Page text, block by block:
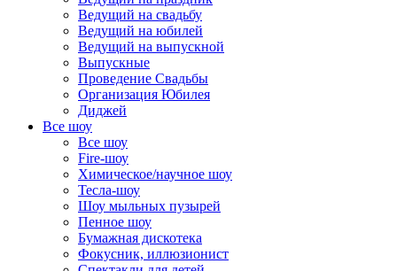
Ведущий на свадьбу
Ведущий на юбилей
Ведущий на выпускной
Выпускные
Проведение Свадьбы
Организация Юбилея
Диджей
Все шоу
Все шоу
Fire-шоу
Химическое/научное шоу
Тесла-шоу
Шоу мыльных пузырей
Пенное шоу
Бумажная дискотека
Фокусник, иллюзионист